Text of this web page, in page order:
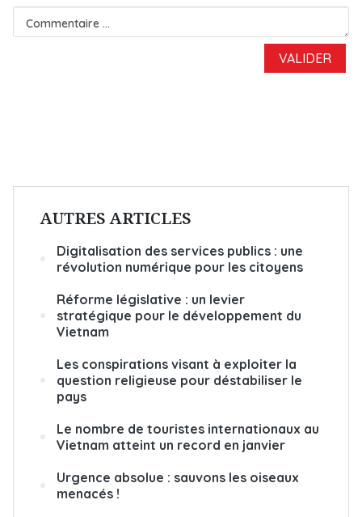
AUTRES ARTICLES
Digitalisation des services publics : une
révolution numérique pour les citoyens
Réforme législative : un levier
stratégique pour le développement du
Vietnam
Les conspirations visant à exploiter la
question religieuse pour déstabiliser le
pays
Le nombre de touristes internationaux au
Vietnam atteint un record en janvier
Urgence absolue : sauvons les oiseaux
menacés !